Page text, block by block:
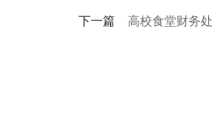
下一篇 高校食堂财务